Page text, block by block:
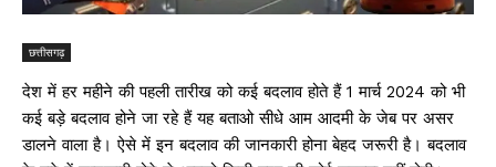
छत्तीसगढ़
देश में हर महीने की पहली तारीख को कई बदलाव होते हैं 1 मार्च 2024 को भी
कई बड़े बदलाव होने जा रहे हैं यह बताओ सीधे आम आदमी के जेब पर असर
डालने वाला है। ऐसे में इन बदलाव की जानकारी होना बेहद जरूरी है। बदलाव